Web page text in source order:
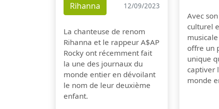
Rihanna 12/09/2023
La chanteuse de renom
Rihanna et le rappeur A$AP
Rocky ont récemment fait
la une des journaux du
monde entier en dévoilant
le nom de leur deuxième
enfant.
Avec
culturel
offre un
unique
captiver
monde